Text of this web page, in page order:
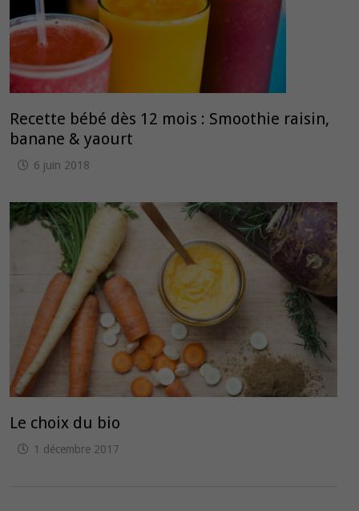
Recette bébé dès 12 mois : Smoothie raisin,
banane & yaourt
6 juin 2018
Le choix du bio
1 décembre 2017